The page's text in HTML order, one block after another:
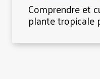
Comprendre et
plante tropicale